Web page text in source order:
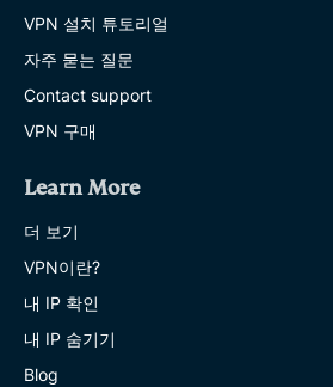
VPN 설치 튜토리얼
자주 묻는 질문
Contact support
VPN 구매
Learn More
더 보기
VPN이란?
내 IP 확인
내 IP 숨기기
Blog